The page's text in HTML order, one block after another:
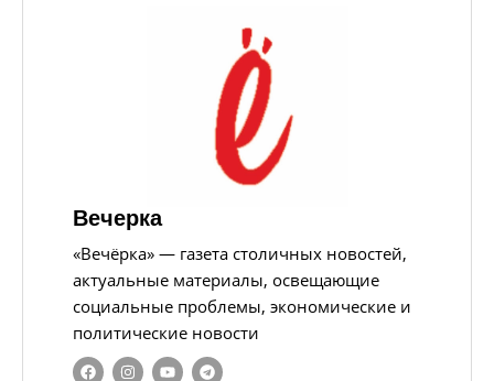
Вечерка
«Вечёрка» — газета столичных новостей,
актуальные материалы, освещающие
социальные проблемы, экономические и
политические новости